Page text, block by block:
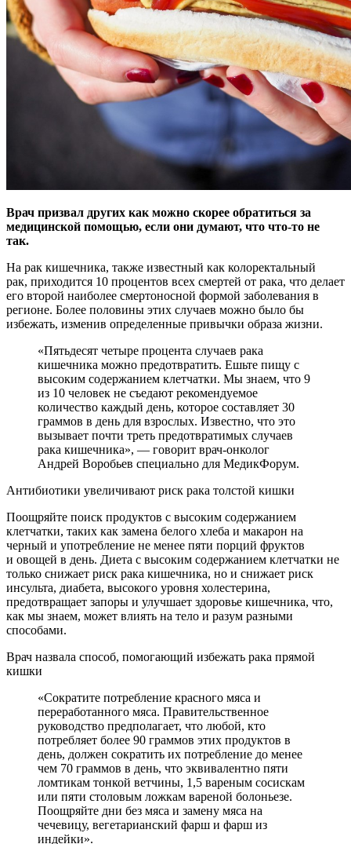
Врач призвал других как можно скорее обратиться за
медицинской помощью, если они думают, что что-то не
так.
На рак кишечника, также известный как колоректальный
рак, приходится 10 процентов всех смертей от рака, что делает
его второй наиболее смертоносной формой заболевания в
регионе. Более половины этих случаев можно было бы
избежать, изменив определенные привычки образа жизни.
«Пятьдесят четыре процента случаев рака
кишечника можно предотвратить. Ешьте пищу с
высоким содержанием клетчатки. Мы знаем, что 9
из 10 человек не съедают рекомендуемое
количество каждый день, которое составляет 30
граммов в день для взрослых. Известно, что это
вызывает почти треть предотвратимых случаев
рака кишечника», — говорит врач-онколог
Андрей Воробьев специально для МедикФорум.
Антибиотики увеличивают риск рака толстой кишки
Поощряйте поиск продуктов с высоким содержанием
клетчатки, таких как замена белого хлеба и макарон на
черный и употребление не менее пяти порций фруктов
и овощей в день. Диета с высоким содержанием клетчатки не
только снижает риск рака кишечника, но и снижает риск
инсульта, диабета, высокого уровня холестерина,
предотвращает запоры и улучшает здоровье кишечника, что,
как мы знаем, может влиять на тело и разум разными
способами.
Врач назвала способ, помогающий избежать рака прямой
кишки
«Сократите потребление красного мяса и
переработанного мяса. Правительственное
руководство предполагает, что любой, кто
потребляет более 90 граммов этих продуктов в
день, должен сократить их потребление до менее
чем 70 граммов в день, что эквивалентно пяти
ломтикам тонкой ветчины, 1,5 вареным сосискам
или пяти столовым ложкам вареной болоньезе.
Поощряйте дни без мяса и замену мяса на
чечевицу, вегетарианский фарш и фарш из
индейки».